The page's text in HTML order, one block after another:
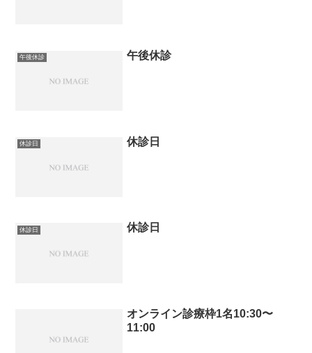
午後休診 午後休診
休診日 休診日
休診日 休診日
オンライン診療枠1名10:30〜
11:00